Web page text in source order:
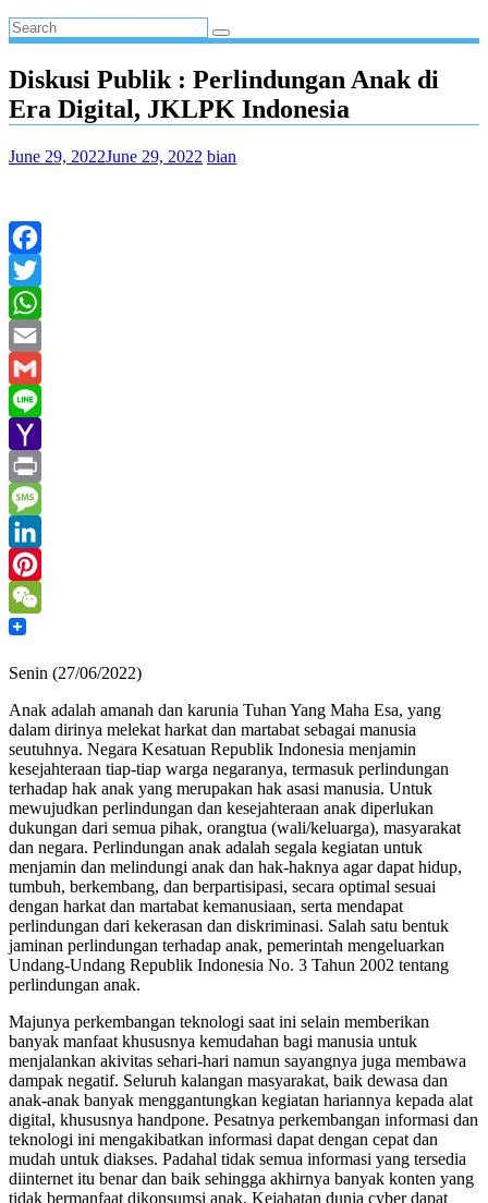
Diskusi Publik : Perlindungan Anak di
Era Digital, JKLPK Indonesia
June 29, 2022June 29, 2022 bian
Facebook
Twitter
WhatsApp
Email
Gmail
Line
Yahoo
Mail
Print
Message
LinkedIn
Pinterest
WeChat
Senin (27/06/2022)
Anak adalah amanah dan karunia Tuhan Yang Maha Esa, yang
dalam dirinya melekat harkat dan martabat sebagai manusia
seutuhnya. Negara Kesatuan Republik Indonesia menjamin
kesejahteraan tiap-tiap warga negaranya, termasuk perlindungan
terhadap hak anak yang merupakan hak asasi manusia. Untuk
mewujudkan perlindungan dan kesejahteraan anak diperlukan
dukungan dari semua pihak, orangtua (wali/keluarga), masyarakat
dan negara. Perlindungan anak adalah segala kegiatan untuk
menjamin dan melindungi anak dan hak-haknya agar dapat hidup,
tumbuh, berkembang, dan berpartisipasi, secara optimal sesuai
dengan harkat dan martabat kemanusiaan, serta mendapat
perlindungan dari kekerasan dan diskriminasi. Salah satu bentuk
jaminan perlindungan terhadap anak, pemerintah mengeluarkan
Undang-Undang Republik Indonesia No. 3 Tahun 2002 tentang
perlindungan anak.
Majunya perkembangan teknologi saat ini selain memberikan
banyak manfaat khususnya kemudahan bagi manusia untuk
menjalankan akivitas sehari-hari namun sayangnya juga membawa
dampak negatif. Seluruh kalangan masyarakat, baik dewasa dan
anak-anak banyak menggantungkan kegiatan hariannya kepada alat
digital, khususnya handpone. Pesatnya perkembangan informasi dan
teknologi ini mengakibatkan informasi dapat dengan cepat dan
mudah untuk diakses. Padahal tidak semua informasi yang tersedia
diinternet itu benar dan baik sehingga akhirnya banyak konten yang
tidak bermanfaat dikonsumsi anak. Kejahatan dunia cyber dapat